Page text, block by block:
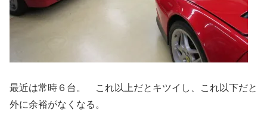
最近は常時６台。 これ以上だとキツイし、これ以下だと
外に余裕がなくなる。